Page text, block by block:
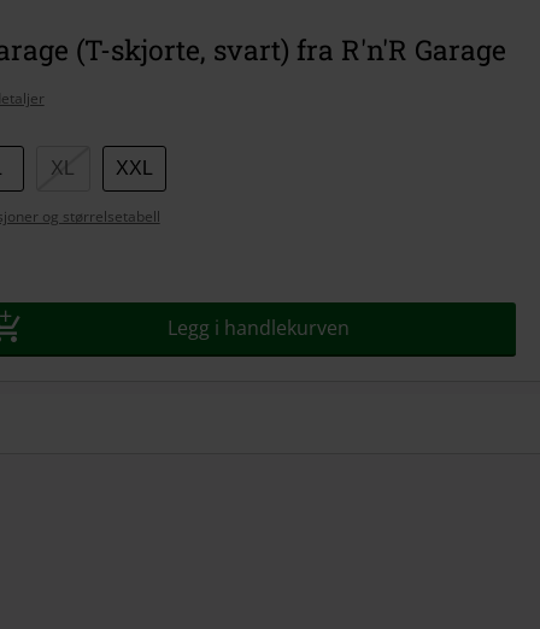
(T-skjorte, svart) fra R'n'R Garage
XL XXL
og størrelsetabell
Legg i handlekurven